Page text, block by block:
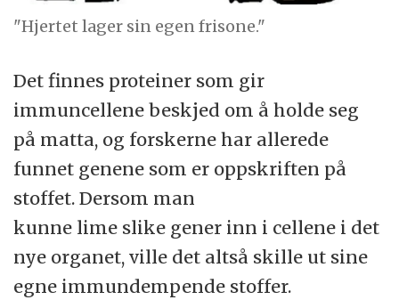
"Hjertet lager sin egen frisone."
Det finnes proteiner som gir
immuncellene beskjed om å holde seg
på matta, og forskerne har allerede
funnet genene som er oppskriften på
stoffet. Dersom man
kunne lime slike gener inn i cellene i det
nye organet, ville det altså skille ut sine
egne immundempende stoffer.